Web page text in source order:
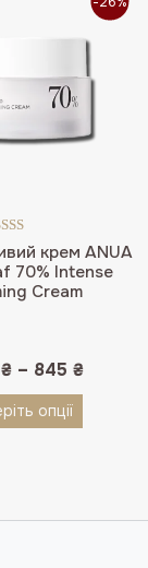
крем ANUA
70% Intense
Cream
в
5.00з 5
₴– 845 ₴
опції